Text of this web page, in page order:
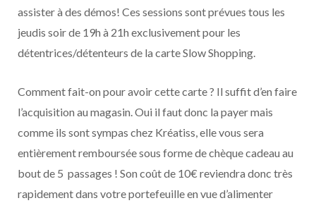
assister à des démos! Ces sessions sont prévues tous les
jeudis soir de 19h à 21h exclusivement pour les
détentrices/détenteurs de la carte Slow Shopping.
Comment fait-on pour avoir cette carte ? Il suffit d’en faire
l’acquisition au magasin. Oui il faut donc la payer mais
comme ils sont sympas chez Kréatiss, elle vous sera
entièrement remboursée sous forme de chèque cadeau au
bout de 5 passages ! Son coût de 10€ reviendra donc très
rapidement dans votre portefeuille en vue d’alimenter